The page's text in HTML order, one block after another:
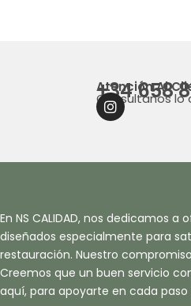
Atención Al
+34 658
Consultanos lo
I
N
A
A
M
En NS CALIDAD, nos dedicamos
diseñados especialmente para
restauración. Nuestro
Creemos que un buen servicio
aquí, para apoyarte en cada